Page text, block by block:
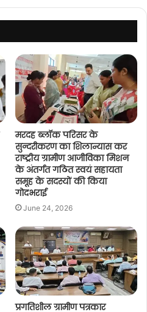
मरदह ब्लॉक परिसर के
सुन्दरीकरण का शिलान्यास कर
राष्ट्रीय ग्रामीण आजीविका मिशन
के अंतर्गत गठित स्वयं सहायता
समूह के सदस्यों की किया
गोदभराई
June 24, 2026
प्रगतिशील ग्रामीण पत्रकार